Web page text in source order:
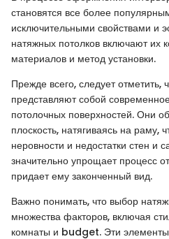
становятся все более
исключительными свойствами и
натяжных потолков включают их
материалов и метод установки.
Прежде всего, следует отметить,
представляют собой
потолочных поверхностей. Они
плоскость, натягиваясь на раму,
неровности и недостатки стен и
значительно упрощает процесс
придает ему законченный вид.
Важно понимать, что выбор
множества факторов, включая
комнаты и budget. Эти